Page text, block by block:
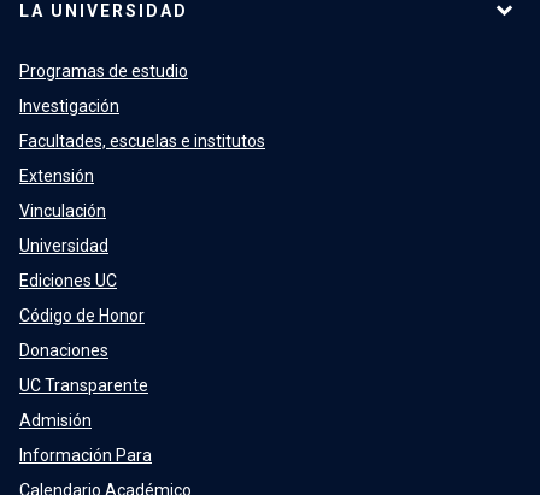
LA UNIVERSIDAD
Programas de estudio
Investigación
Facultades, escuelas e institutos
Extensión
Vinculación
Universidad
Ediciones UC
Código de Honor
Donaciones
UC Transparente
Admisión
Información Para
Calendario Académico